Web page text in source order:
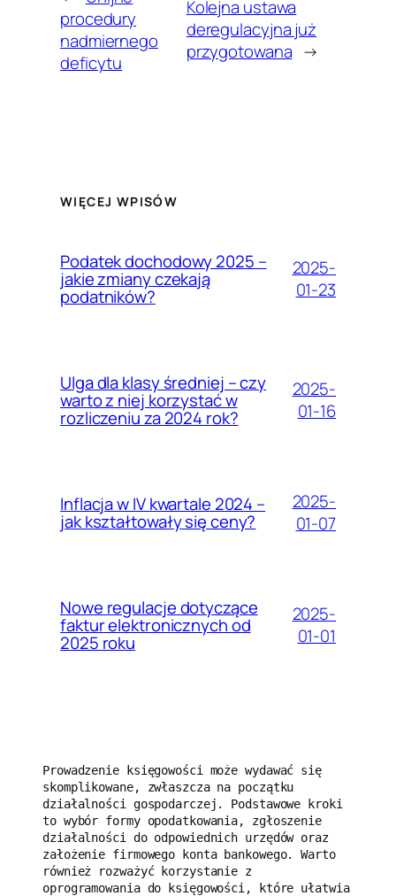
procedury
nadmiernego
deficytu
Kolejna ustawa
deregulacyjna już
przygotowana →
WIĘCEJ WPISÓW
Podatek dochodowy 2025 –
jakie zmiany czekają
podatników?
2025-
01-23
Ulga dla klasy średniej – czy
warto z niej korzystać w
rozliczeniu za 2024 rok?
2025-
01-16
Inflacja w IV kwartale 2024 –
jak kształtowały się ceny?
2025-
01-07
Nowe regulacje dotyczące
faktur elektronicznych od
2025 roku
2025-
01-01
Prowadzenie księgowości może wydawać się
skomplikowane, zwłaszcza na początku
działalności gospodarczej. Podstawowe kroki
to wybór formy opodatkowania, zgłoszenie
działalności do odpowiednich urzędów oraz
założenie firmowego konta bankowego. Warto
również rozważyć korzystanie z
oprogramowania do księgowości, które ułatwia